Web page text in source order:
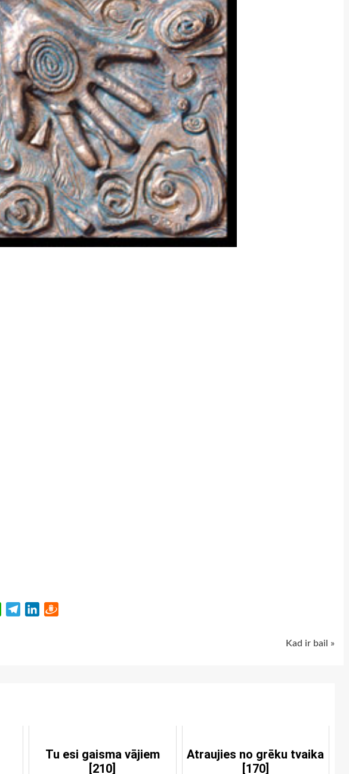
WhatsApp
TelegramLinkedIn
Kad ir bail »
Tu esi gaisma vājiem
[210]
Atraujies no grēku tvaika
[170]